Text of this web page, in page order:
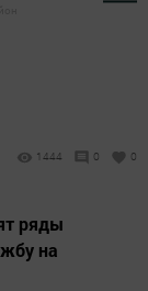
1444 0 0
ряды
на